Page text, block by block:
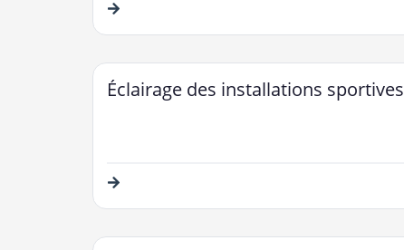
Éclairage des installations sportives